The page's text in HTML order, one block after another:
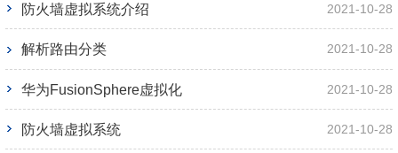
防火墙虚拟系统介绍 2021-10-28
解析路由分类 2021-10-28
华为FusionSphere虚拟化 2021-10-28
防火墙虚拟系统 2021-10-28